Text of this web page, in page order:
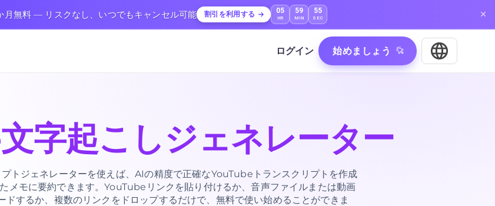
月無料 — リスクなし、いつでもキャンセル可能 割引を利用する 05
HR
59
MIN
53
SEC
ログイン 始めましょう
字起こしジェネレーター
トジェネレーターを使えば、AIの精度で正確なYouTubeトランスクリプトを作成
メモに要約できます。YouTubeリンクを貼り付けるか、音声ファイルまたは動画
ドするか、複数のリンクをドロップするだけで、無料で使い始めることができま